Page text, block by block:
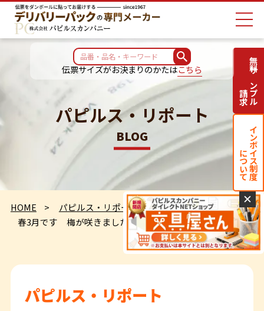
伝票サイズがお決まりのかたはこちら
パピルス・リポート
BLOG
HOME
パピルス・リポート
春3月です 梅が咲きました
パピルス・リポート
無料サンプル
請求
インボイス制度
について
✕